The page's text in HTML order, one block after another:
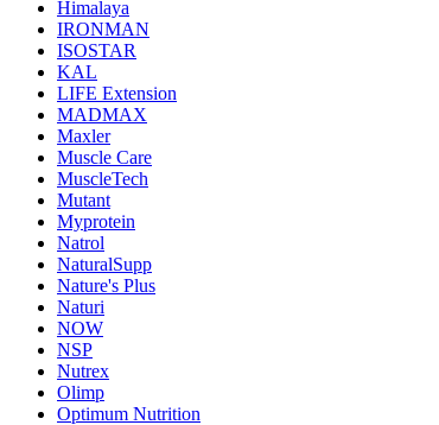
Himalaya
IRONMAN
ISOSTAR
KAL
LIFE Extension
MADMAX
Maxler
Muscle Care
MuscleTech
Mutant
Myprotein
Natrol
NaturalSupp
Nature's Plus
Naturi
NOW
NSP
Nutrex
Olimp
Optimum Nutrition